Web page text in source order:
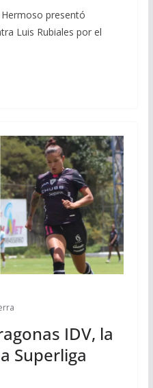
presentó
Luis Rubiales por el
IDV, la
Superliga